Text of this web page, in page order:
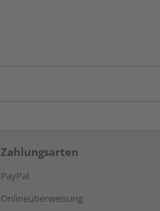
Zahlungsarten
PayPal
Onlineüberweisung